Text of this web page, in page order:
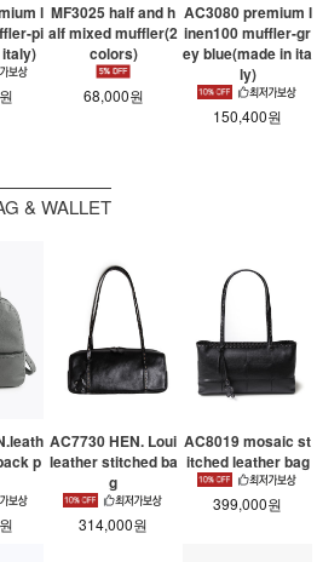
l
pi
MF3025 half and h
alf mixed muffler(2
colors)
68,000원
AC3080 premium l
inen100 muffler-gr
ey blue(made in ita
ly)
150,400원
& WALLET
p
AC7730 HEN. Loui
leather stitched ba
g
314,000원
AC8019 mosaic st
itched leather bag
399,000원